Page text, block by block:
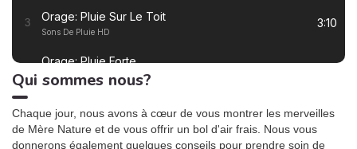
l’usage sont-elles
3 Orage: Pluie Sur Le Toit
Sons De Pluie HD
3:10
Orage: Pluie Forte
Sons De Pluie HD
2:55
5
Oasis de sommeil
3:27
Qui sommes nous?
Chaque jour, nous avons à cœur de vous montrer les merveilles
de Mère Nature et de vous offrir un bol d'air frais. Nous vous
donnerons également quelques conseils pour prendre soin de